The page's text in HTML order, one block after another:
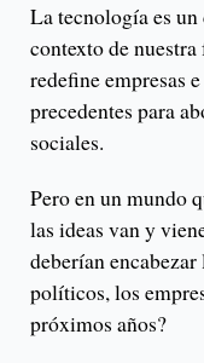
La tecnología es
contexto de
redefine empresas
precedentes para
sociales.
Pero en un mundo
las ideas van y
deberían
políticos, los
próximos años?